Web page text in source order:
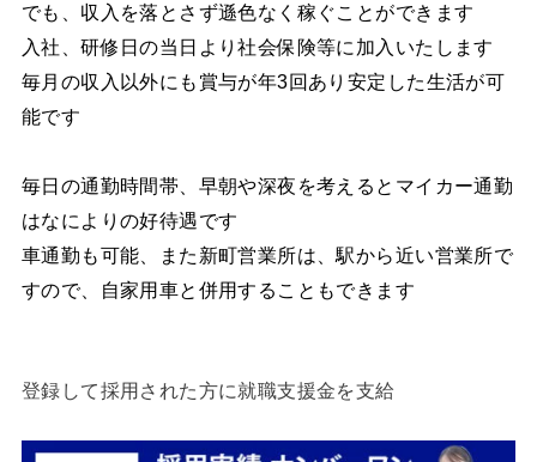
でも、収入を落とさず遜色なく稼ぐことができます
入社、研修日の当日より社会保険等に加入いたします
毎月の収入以外にも賞与が年3回あり安定した生活が可
能です
毎日の通勤時間帯、早朝や深夜を考えるとマイカー通勤
はなによりの好待遇です
車通勤も可能、また新町営業所は、駅から近い営業所で
すので、自家用車と併用することもできます
登録して採用された方に就職支援金を支給